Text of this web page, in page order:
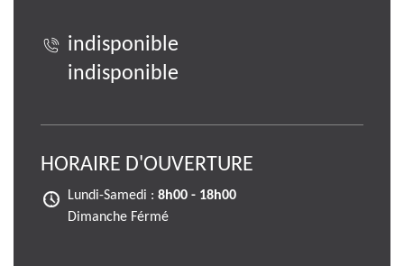
indisponible
indisponible
HORAIRE D'OUVERTURE
Lundi-Samedi : 8h00 - 18h00
Dimanche Férmé